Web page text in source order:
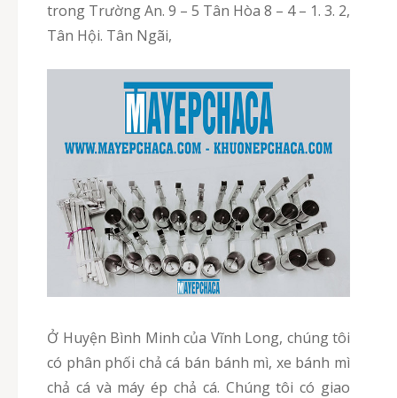
trong Trường An. 9 – 5 Tân Hòa 8 – 4 – 1. 3. 2,
Tân Hội. Tân Ngãi,
Ở Huyện Bình Minh của Vĩnh Long, chúng tôi
có phân phối chả cá bán bánh mì, xe bánh mì
chả cá và máy ép chả cá. Chúng tôi có giao